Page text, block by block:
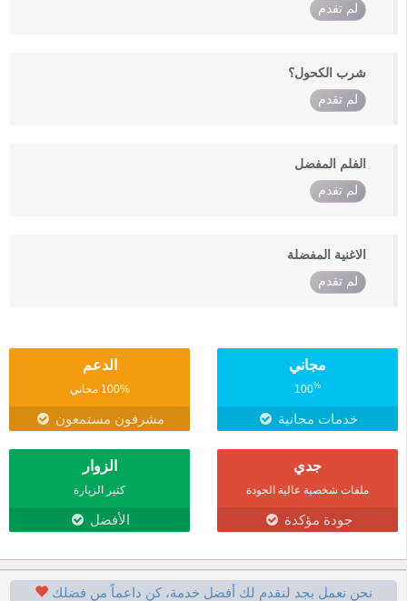
لم تقدم
شرب الكحول؟
لم تقدم
الفلم المفضل
لم تقدم
الاغنية المفضلة
لم تقدم
مجاني
100%
خدمات مجانية
الدعم
100% مجاني
مشرفون مستمعون
جدي
ملفات شخصية عالية الجودة
جودة مؤكدة
الزوار
كثير الزيارة
الأفضل
نحن نعمل بجد لنقدم لك أفضل خدمة، كن داعماً من فضلك